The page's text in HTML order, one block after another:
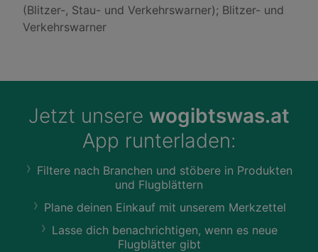
(Blitzer-, Stau- und Verkehrswarner); Blitzer- und
Verkehrswarner
Jetzt unsere wogibtswas.at
App runterladen:
Filtere nach Branchen und stöbere in Produkten
und Flugblättern
Plane deinen Einkauf mit unserem Merkzettel
Lasse dich benachrichtigen, wenn es neue
Flugblätter gibt